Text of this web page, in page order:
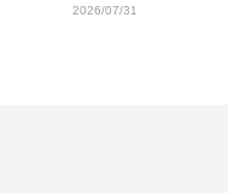
2026/07/31